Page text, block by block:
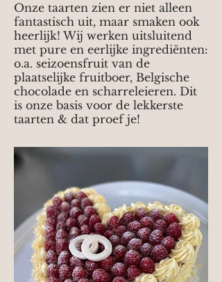
Onze taarten zien er niet alleen
fantastisch uit, maar smaken ook
heerlijk! Wij werken uitsluitend
met pure en eerlijke ingrediënten:
o.a. seizoensfruit van de
plaatselijke fruitboer, Belgische
chocolade en scharreleieren. Dit
is onze basis voor de lekkerste
taarten & dat proef je!